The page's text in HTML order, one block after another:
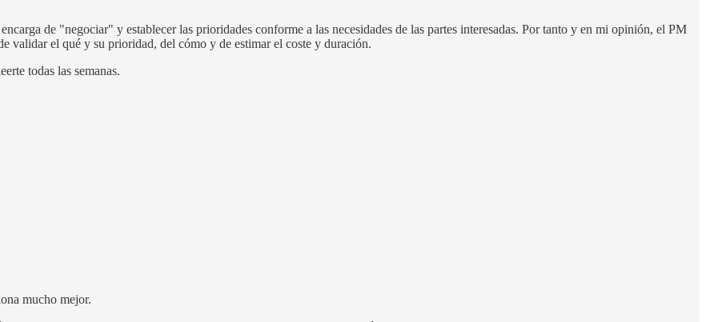
de "negociar" y establecer las prioridades conforme a las necesidades de las partes interesadas. Por tanto y en mi opinión, el PM
validar el qué y su prioridad, del cómo y de estimar el coste y duración.
todas las semanas.
mucho mejor.